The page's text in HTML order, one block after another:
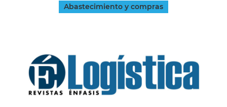
Abastecimiento y compras